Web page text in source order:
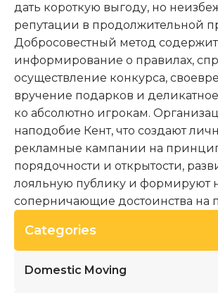
дать короткую выгоду, но
репутации в продолжительной
Добросовестный метод
информирование о правилах,
осуществление конкурса,
вручение подарков и
ко абсолютно игрокам.
наподобие Кент, что создают
рекламные кампании на
порядочности и открытости,
лояльную публику и формируют
соперничающие достоинства на
Categories
Domestic Moving